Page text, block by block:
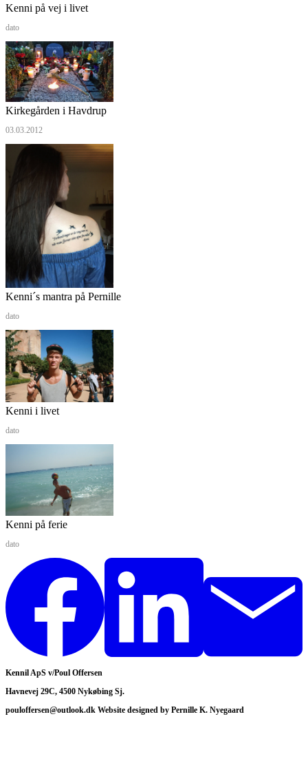
Kenni på vej i livet
dato
Kirkegården i Havdrup
03.03.2012
Kenni´s mantra på Pernille
dato
Kenni i livet
dato
Kenni på ferie
dato
Kennil ApS v/Poul Offersen
Havnevej 29C, 4500 Nykøbing Sj.
pouloffersen@outlook.dk Website designed by Pernille K. Nyegaard